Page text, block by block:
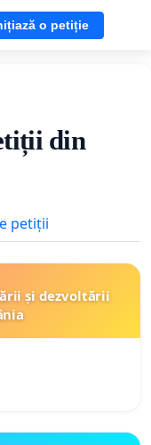
o petiție
din
petiții
și dezvoltării